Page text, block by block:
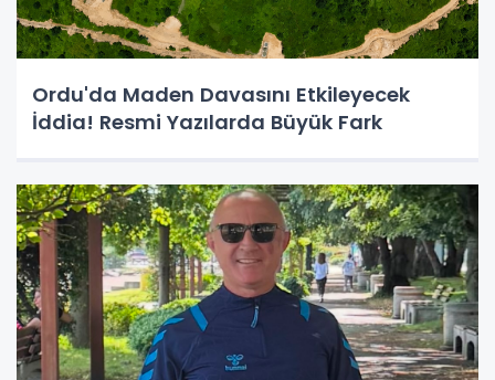
Ordu'da Maden Davasını Etkileyecek
İddia! Resmi Yazılarda Büyük Fark